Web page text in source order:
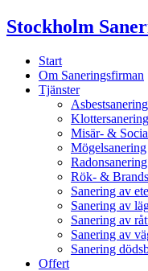
Skip
to
Stockholm
Start
Om Saneringsfirman
Tjänster
Asbestsanering
Klottersanering
Misär- &
Mögelsanering
Radonsanering
Rök- &
Sanering av
Sanering av
Sanering av
Sanering av
Sanering
Offert